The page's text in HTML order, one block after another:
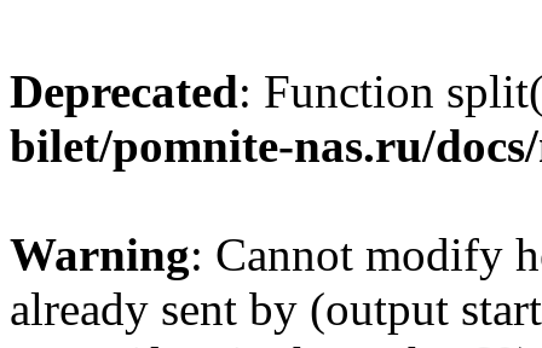
Deprecated: Function
bilet/pomnite-nas.ru/
Warning: Cannot modify
already sent by (output